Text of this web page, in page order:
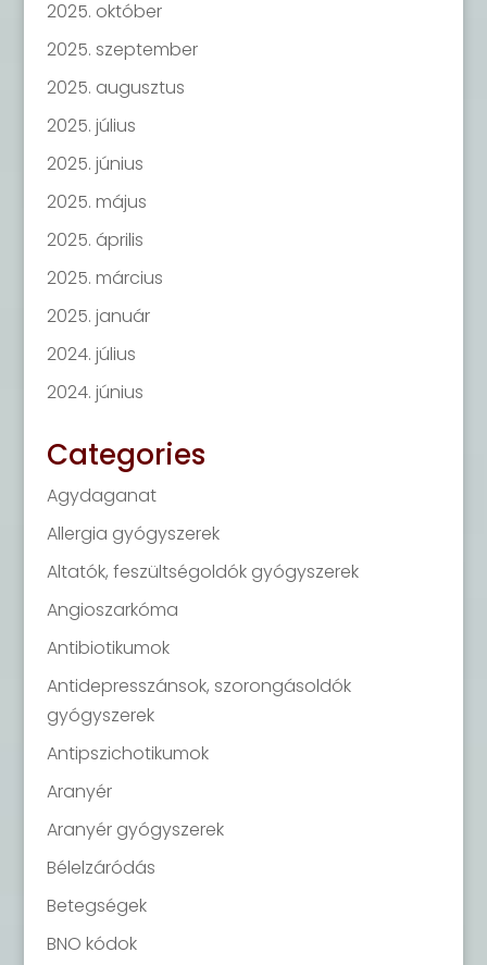
2025. október
2025. szeptember
2025. augusztus
2025. július
2025. június
2025. május
2025. április
2025. március
2025. január
2024. július
2024. június
Categories
Agydaganat
Allergia gyógyszerek
Altatók, feszültségoldók gyógyszerek
Angioszarkóma
Antibiotikumok
Antidepresszánsok, szorongásoldók
gyógyszerek
Antipszichotikumok
Aranyér
Aranyér gyógyszerek
Bélelzáródás
Betegségek
BNO kódok